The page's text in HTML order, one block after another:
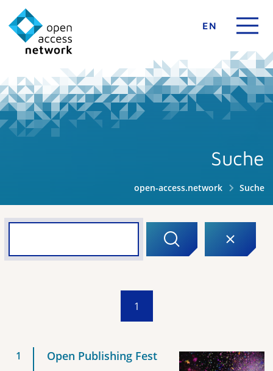
EN
Suche
open-access.network Suche
1
Open Publishing Fest